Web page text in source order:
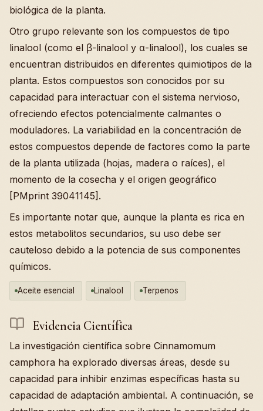
biológica de la planta.
Otro grupo relevante son los compuestos de tipo
linalool (como el β-linalool y α-linalool), los cuales se
encuentran distribuidos en diferentes quimiotipos de la
planta. Estos compuestos son conocidos por su
capacidad para interactuar con el sistema nervioso,
ofreciendo efectos potencialmente calmantes o
moduladores. La variabilidad en la concentración de
estos compuestos depende de factores como la parte
de la planta utilizada (hojas, madera o raíces), el
momento de la cosecha y el origen geográfico
[PMprint 39041145].
Es importante notar que, aunque la planta es rica en
estos metabolitos secundarios, su uso debe ser
cauteloso debido a la potencia de sus componentes
químicos.
Aceite esencial Linalool Terpenos
Evidencia Científica
La investigación científica sobre Cinnamomum
camphora ha explorado diversas áreas, desde su
capacidad para inhibir enzimas específicas hasta su
capacidad de adaptación ambiental. A continuación, se